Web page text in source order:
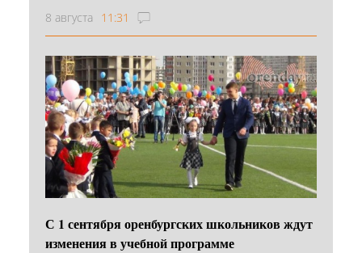
8 августа 11:31
С 1 сентября оренбургских школьников ждут
изменения в учебной программе